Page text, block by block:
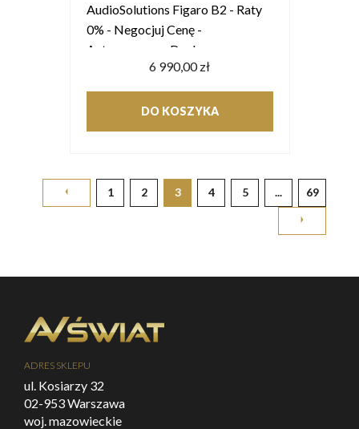
AudioSolutions Figaro B2 - Raty
0% - Negocjuj Cenę -
Autoryzowany Dealer
6 990,00 zł
DO KOSZYKA
1 2 3 4 5 ... 69
ADRES SKLEPU
ul. Kosiarzy 32
02-953 Warszawa
woj. mazowieckie